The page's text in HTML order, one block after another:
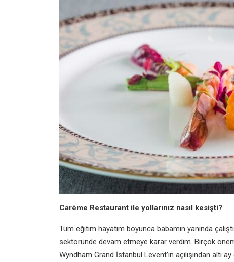
Caréme Restaurant ile yollarınız nasıl kesişti?
Tüm eğitim hayatım boyunca babamın yanında
sektöründe devam etmeye karar verdim. Birçok
Wyndham Grand İstanbul Levent’in açılışından